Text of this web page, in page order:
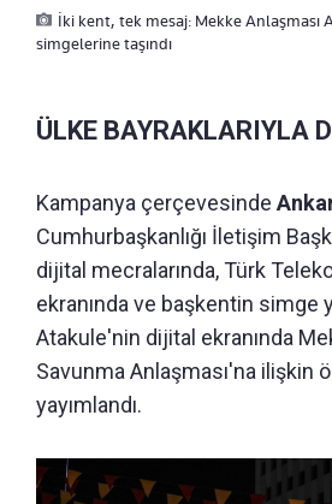
İki kent, tek mesaj: Mekke Anlaşması
simgelerine taşındı
ÜLKE BAYRAKLARIYLA
Kampanya çerçevesinde
Cumhurbaşkanlığı İletişim
dijital mecralarında, Türk
ekranında ve başkentin simge
Atakule'nin dijital ekranında
Savunma Anlaşması'na ilişkin
yayımlandı.